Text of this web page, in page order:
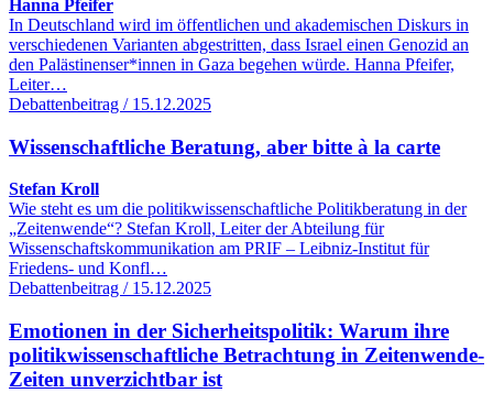
Hanna Pfeifer
In Deutschland wird im öffentlichen und akademischen Diskurs in
verschiedenen Varianten abgestritten, dass Israel einen Genozid an
den Palästinenser*innen in Gaza begehen würde. Hanna Pfeifer,
Leiter…
Debattenbeitrag / 15.12.2025
Wissenschaftliche Beratung, aber bitte à la carte
Stefan Kroll
Wie steht es um die politikwissenschaftliche Politikberatung in der
„Zeitenwende“? Stefan Kroll, Leiter der Abteilung für
Wissenschaftskommunikation am PRIF – Leibniz-Institut für
Friedens- und Konfl…
Debattenbeitrag / 15.12.2025
Emotionen in der Sicherheitspolitik: Warum ihre
politikwissenschaftliche Betrachtung in Zeitenwende-
Zeiten unverzichtbar ist